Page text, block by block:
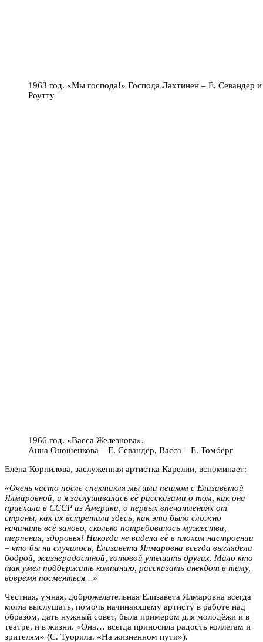
1963 год. «Мы господа!» Господа Лахтинен – Е. Севандер и
Роутту
1966 год. «Васса Железнова».
Анна Оношенкова – Е. Севандер, Васса – Е. Томберг
Елена Корнилова, заслуженная артистка Карелии, вспоминает:
«Очень часто после спектакля мы шли пешком с Елизаветой
Ялмаровной, и я заслушивалась её рассказами о том, как она
приехала в СССР из Америки, о первых впечатлениях от
страны, как их встретили здесь, как это было сложно
начинать всё заново, сколько потребовалось мужества,
терпения, здоровья! Никогда не видела её в плохом настроении
– что бы ни случилось, Елизавета Ялмаровна всегда выглядела
бодрой, жизнерадостной, готовой утешить других. Мало кто
так умел поддержать компанию, рассказать анекдот в тему,
вовремя посмеяться…»
Честная, умная, доброжелательная Елизавета Ялмаровна всегда
могла выслушать, помочь начинающему артисту в работе над
образом, дать нужный совет, была примером для молодёжи и в
театре, и в жизни. «Она… всегда приносила радость коллегам и
зрителям» (С. Туорила. «На жизненном пути»).